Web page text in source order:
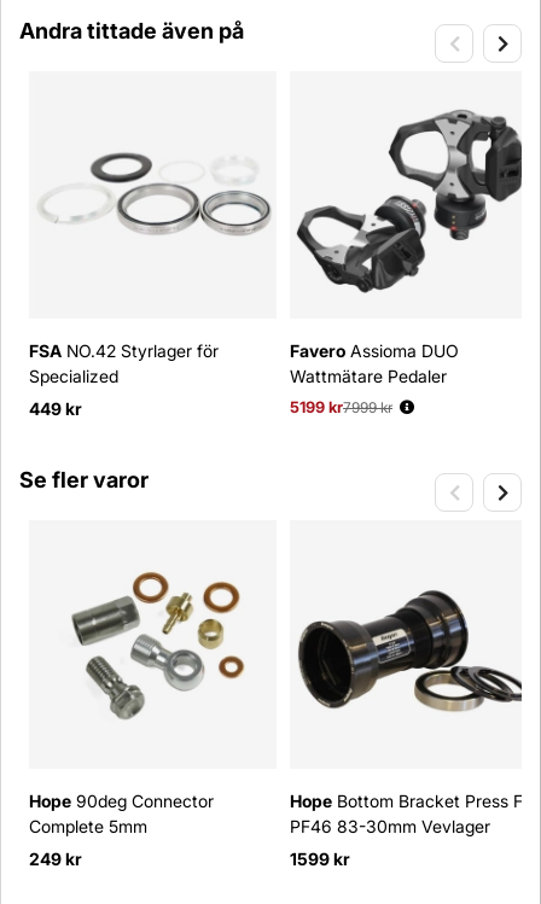
Andra tittade även på
FSA NO.42 Styrlager för
Specialized
449 kr
Favero Assioma DUO
Wattmätare Pedaler
5199 kr
Ordinarie pris:
7999 kr
Se fler varor
Hope 90deg Connector
Complete 5mm
249 kr
Hope Bottom Bracket Press Fit
PF46 83-30mm Vevlager
1599 kr